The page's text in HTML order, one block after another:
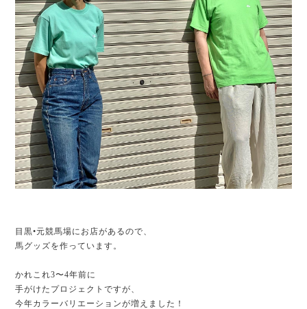
目黒•元競馬場にお店があるので、
馬グッズを作っています。
かれこれ3〜4年前に
手がけたプロジェクトですが、
今年カラーバリエーションが増えました！